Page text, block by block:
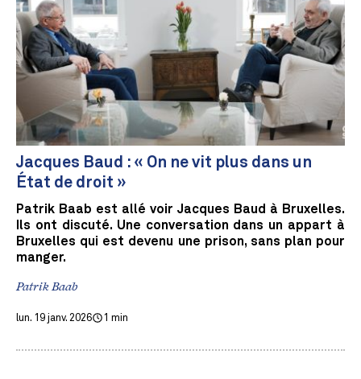
Jacques Baud : « On ne vit plus dans un
État de droit »
Patrik Baab est allé voir Jacques Baud à Bruxelles.
Ils ont discuté. Une conversation dans un appart à
Bruxelles qui est devenu une prison, sans plan pour
manger.
Patrik Baab
lun. 19 janv. 2026 1 min